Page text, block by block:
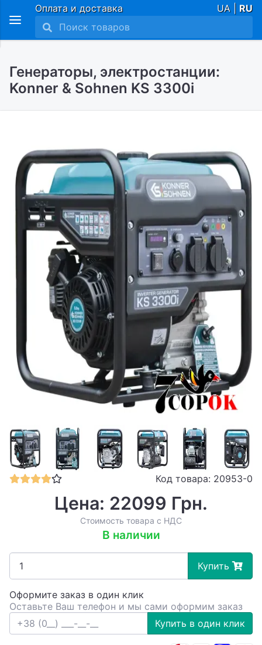
Оплата и доставка UA | RU
Генераторы, электростанции:
Konner & Sohnen KS 3300i
Код товара: 20953-0
Цена: 22099 Грн.
Стоимость товара с НДС
В наличии
Купить
Оформите заказ в один клик
Оставьте Ваш телефон и мы сами оформим заказ
Купить в один клик